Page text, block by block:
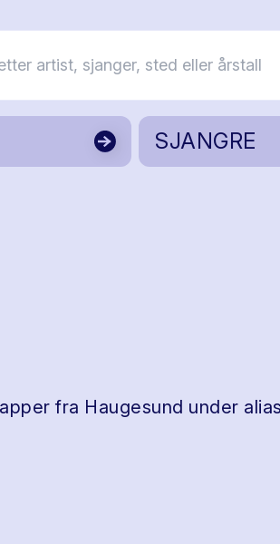
SJANGRE
fra Haugesund under